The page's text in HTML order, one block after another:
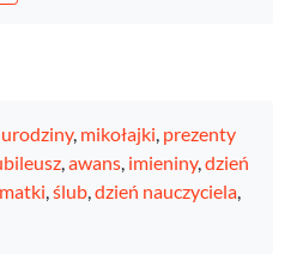
urodziny, mikołajki, prezenty
,awans, imieniny,dzień
,ślub,dzień nauczyciela,